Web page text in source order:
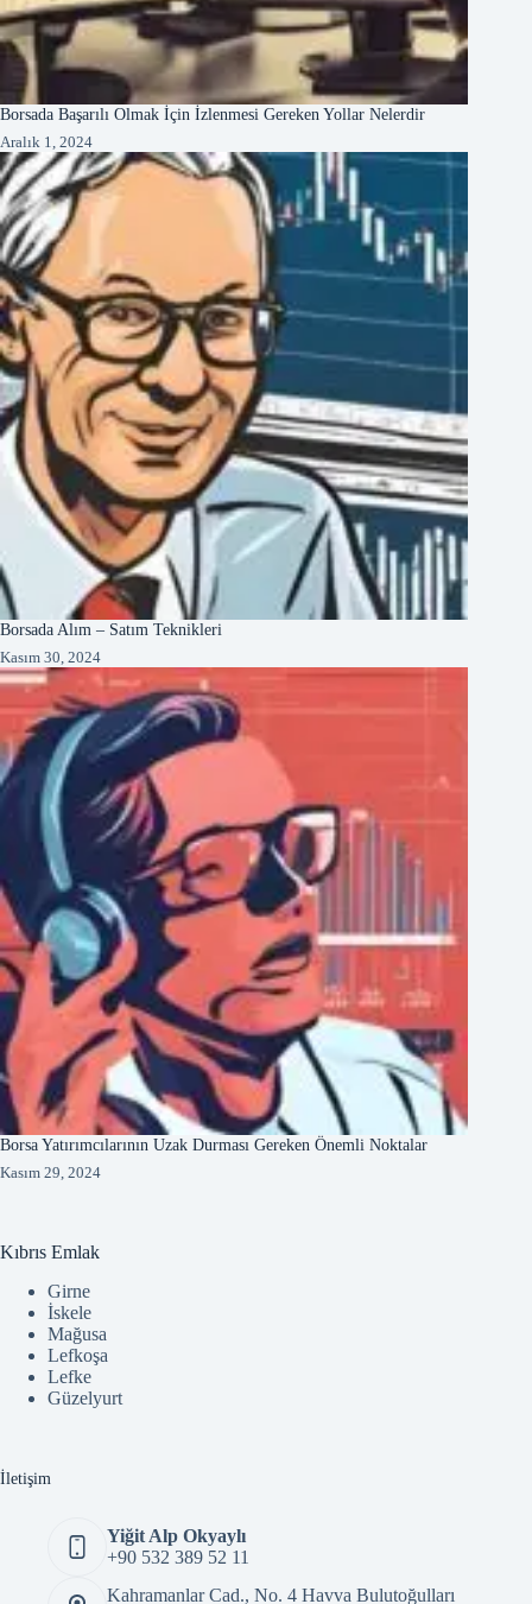
Borsada Başarılı Olmak İçin İzlenmesi Gereken Yollar Nelerdir
Aralık 1, 2024
Borsada Alım – Satım Teknikleri
Kasım 30, 2024
Borsa Yatırımcılarının Uzak Durması Gereken Önemli Noktalar
Kasım 29, 2024
Kıbrıs Emlak
Girne
İskele
Mağusa
Lefkoşa
Lefke
Güzelyurt
İletişim
Yiğit Alp Okyaylı
+90 532 389 52 11
Kahramanlar Cad., No. 4 Havva Bulutoğulları